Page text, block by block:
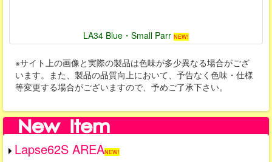
LA34 Blue・Small Parr NEW!
※サイト上の画像と実際の製品は色味が多少異なる場合がござ
います。また、製品の品質向上において、予告なく色味・仕様
等変更する場合がございますので、予めご了承下さい。
Lapse62S AREANEW!